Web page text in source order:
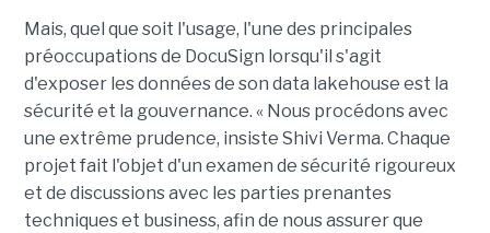
Mais, quel que soit l'usage, l'une des principales
préoccupations de DocuSign lorsqu'il s'agit
d'exposer les données de son data lakehouse est la
sécurité et la gouvernance. « Nous procédons avec
une extrême prudence, insiste Shivi Verma. Chaque
projet fait l'objet d'un examen de sécurité rigoureux
et de discussions avec les parties prenantes
techniques et business, afin de nous assurer que